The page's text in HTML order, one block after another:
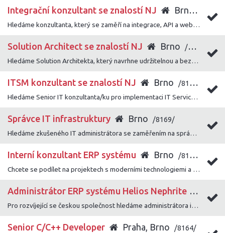
Integrační konzultant se znalostí NJ Brno
Hledáme konzultanta, který se zaměří na integrace, API a webové služby a pomůže zákazníkům úspěšně napojit naše řešení do jejich systémového prostředí.
Solution Architect se znalostí NJ Brno
/8171/
Hledáme Solution Architekta, který navrhne udržitelnou a bezpečnou architekturu a bude klíčovou technickou oporou při realizaci zákaznických projektů.
ITSM konzultant se znalostí NJ Brno
/8170/
Hledáme Senior IT konzultanta/ku pro implementaci IT Service Management řešení u firemních zákazníků.
Správce IT infrastruktury Brno
/8169/
Hledáme zkušeného IT administrátora se zaměřením na správu a rozvoj firemní IT infrastruktury, který se orientuje napříč oblastmi serverové infrastruktury, sítí, virtualizace a bezpečnosti.
Interní konzultant ERP systému Brno
/8166/
Chcete se podílet na projektech s moderními technologiemi a přístupy, a zároveň mít prostor, kde lze uplatnit své vlastní nápady a vize? Poté mrkněte na tuto pozici!
Administrátor ERP systému Helios Nephrite
Pro rozvíjející se českou společnost hledáme administrátora informačního systému Helios Nephrite.
Senior C/C++ Developer Praha, Brno
/8164/